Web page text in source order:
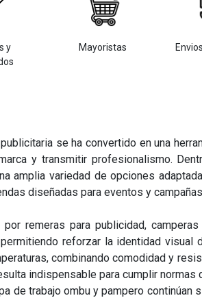
y
Mayoristas
se ha convertido en una
y transmitir profesionalismo.
amplia variedad de opciones
diseñadas para eventos y
por remeras para publicidad,
reforzar la identidad visual
combinando comodidad y
indispensable para cumplir normas
de trabajo ombu y pampero